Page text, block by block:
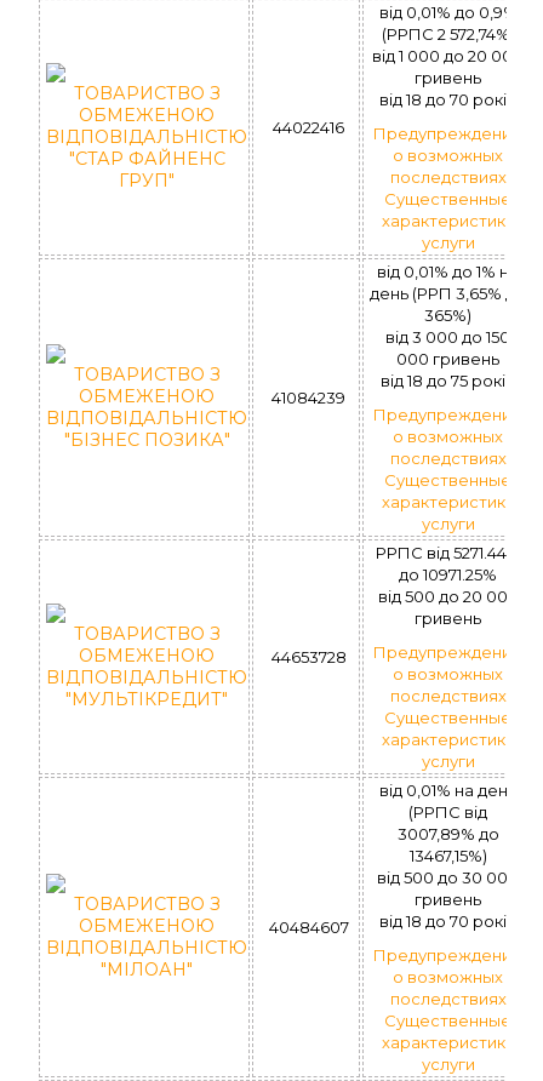
ТОВАРИСТВО З
ОБМЕЖЕНОЮ
ВІДПОВІДАЛЬНІСТЮ
"СТАР ФАЙНЕНС
ГРУП"
44022416
вiд 0,01% до 0,9%
(РРПС 2 572,74%)
вiд 1 000 до 20 000
гривень
вiд 18 до 70 рокiв
Предупреждение
о возможных
последствиях
Существенные
характеристики
услуги
ТОВАРИСТВО З
ОБМЕЖЕНОЮ
ВІДПОВІДАЛЬНІСТЮ
"БІЗНЕС ПОЗИКА"
41084239
від 0,01% до 1% на
день (РРП 3,65% до
365%)
вiд 3 000 до 150
000 гривень
вiд 18 до 75 рокiв
Предупреждение
о возможных
последствиях
Существенные
характеристики
услуги
ТОВАРИСТВО З
ОБМЕЖЕНОЮ
ВІДПОВІДАЛЬНІСТЮ
"МУЛЬТІКРЕДИТ"
44653728
РРПС від 5271.44%
до 10971.25%
вiд 500 до 20 000
гривень
Предупреждение
о возможных
последствиях
Существенные
характеристики
услуги
ТОВАРИСТВО З
ОБМЕЖЕНОЮ
ВІДПОВІДАЛЬНІСТЮ
"МІЛОАН"
40484607
від 0,01% на день
(РРПС від
3007,89% до
13467,15%)
вiд 500 до 30 000
гривень
вiд 18 до 70 рокiв
Предупреждение
о возможных
последствиях
Существенные
характеристики
услуги